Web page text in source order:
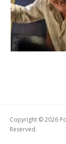
Copyright © 2026
Reserved.